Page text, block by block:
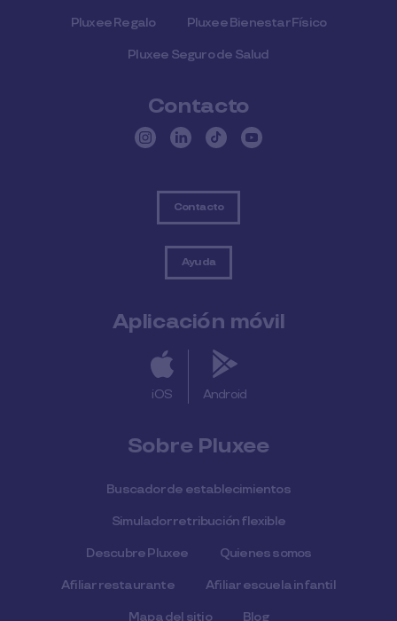
Pluxee Regalo Pluxee Bienestar Físico
Pluxee Seguro de Salud
Contacto
Contacto
Ayuda
Aplicación móvil
iOS Android
Sobre Pluxee
Buscador de establecimientos
Simulador retribución flexible
Descubre Pluxee Quienes somos
Afiliar restaurante Afiliar escuela infantil
Mapa del sitio Blog